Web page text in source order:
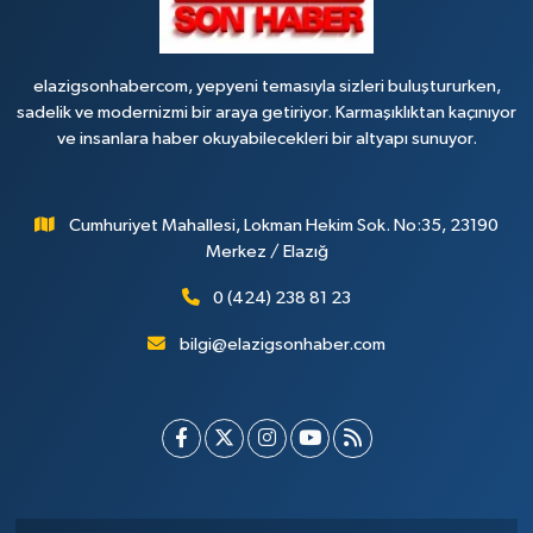
elazigsonhabercom, yepyeni temasıyla sizleri buluştururken,
sadelik ve modernizmi bir araya getiriyor. Karmaşıklıktan kaçınıyor
ve insanlara haber okuyabilecekleri bir altyapı sunuyor.
Cumhuriyet Mahallesi, Lokman Hekim Sok. No:35, 23190
Merkez / Elazığ
0 (424) 238 81 23
bilgi@elazigsonhaber.com